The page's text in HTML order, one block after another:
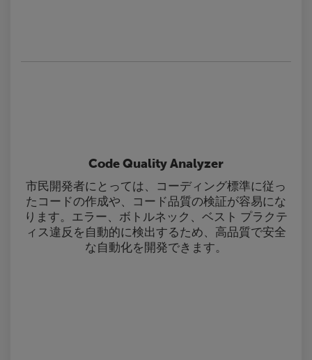
Code Quality Analyzer
市民開発者にとっては、コーディング標準に従っ
たコードの作成や、コード品質の検証が容易にな
ります。エラー、ボトルネック、ベスト プラクテ
ィス違反を自動的に検出するため、高品質で安全
な自動化を開発できます。